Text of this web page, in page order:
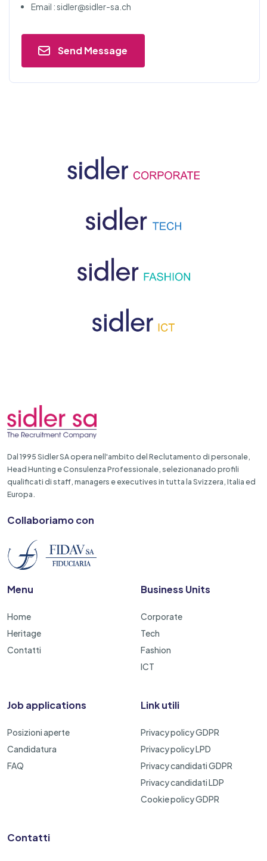
Email : sidler@sidler-sa.ch
Send Message
Dal 1995 Sidler SA opera nell'ambito del Reclutamento di personale,
Head Hunting e Consulenza Professionale, selezionanado profili
qualificati di staff, managers e executives in tutta la Svizzera, Italia ed
Europa.
Collaboriamo con
Menu
Home
Heritage
Contatti
Business Units
Corporate
Tech
Fashion
ICT
Job applications
Posizioni aperte
Candidatura
FAQ
Link utili
Privacy policy GDPR
Privacy policy LPD
Privacy candidati GDPR
Privacy candidati LDP
Cookie policy GDPR
Contatti